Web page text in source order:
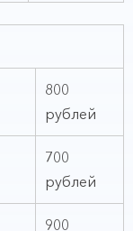
800
рублей
700
рублей
900